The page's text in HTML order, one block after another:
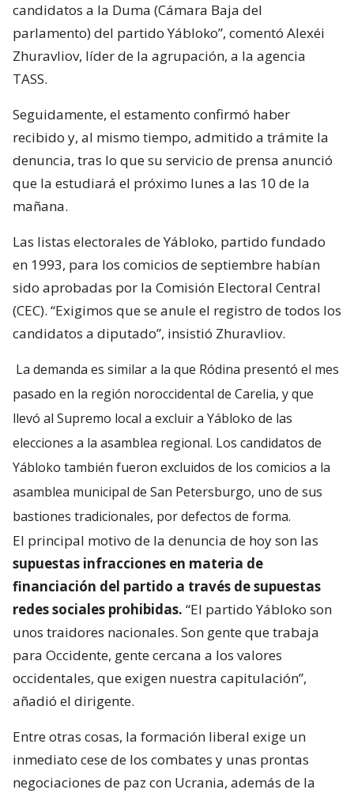
candidatos a la Duma (Cámara Baja del
parlamento) del partido Yábloko”, comentó Alexéi
Zhuravliov, líder de la agrupación, a la agencia
TASS.
Seguidamente, el estamento confirmó haber
recibido y, al mismo tiempo, admitido a trámite la
denuncia, tras lo que su servicio de prensa anunció
que la estudiará el próximo lunes a las 10 de la
mañana.
Las listas electorales de Yábloko, partido fundado
en 1993, para los comicios de septiembre habían
sido aprobadas por la Comisión Electoral Central
(CEC). “Exigimos que se anule el registro de todos los
candidatos a diputado”, insistió Zhuravliov.
La demanda es similar a la que Ródina presentó el mes
pasado en la región noroccidental de Carelia, y que
llevó al Supremo local a excluir a Yábloko de las
elecciones a la asamblea regional. Los candidatos de
Yábloko también fueron excluidos de los comicios a la
asamblea municipal de San Petersburgo, uno de sus
bastiones tradicionales, por defectos de forma.
El principal motivo de la denuncia de hoy son las
supuestas infracciones en materia de
financiación del partido a través de supuestas
redes sociales prohibidas. “El partido Yábloko son
unos traidores nacionales. Son gente que trabaja
para Occidente, gente cercana a los valores
occidentales, que exigen nuestra capitulación”,
añadió el dirigente.
Entre otras cosas, la formación liberal exige un
inmediato cese de los combates y unas prontas
negociaciones de paz con Ucrania, además de la